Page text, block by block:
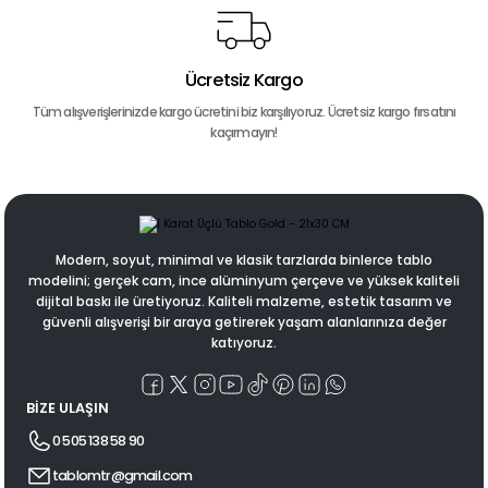
Ücretsiz Kargo
Tüm alışverişlerinizde kargo ücretini biz karşılıyoruz. Ücretsiz kargo fırsatını
kaçırmayın!
Modern, soyut, minimal ve klasik tarzlarda binlerce tablo
modelini; gerçek cam, ince alüminyum çerçeve ve yüksek kaliteli
dijital baskı ile üretiyoruz. Kaliteli malzeme, estetik tasarım ve
güvenli alışverişi bir araya getirerek yaşam alanlarınıza değer
katıyoruz.
BİZE ULAŞIN
0 505 138 58 90
tablomtr@gmail.com